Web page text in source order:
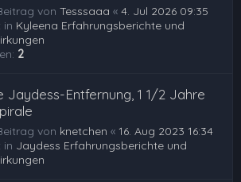
von Tesssaaa « 4. Jul 2026 09:35
in Kyleena Erfahrungsberichte und
2
Jaydess-Entfernung, 1 1/2 Jahre
von knetchen « 16. Aug 2023 16:34
in Jaydess Erfahrungsberichte und